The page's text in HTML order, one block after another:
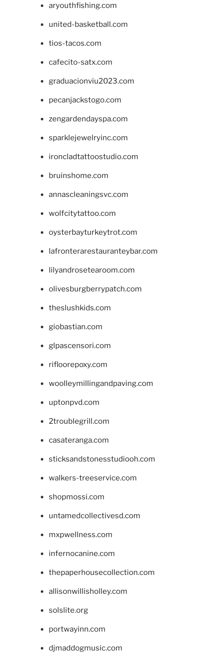
aryouthfishing.com
united-basketball.com
tios-tacos.com
cafecito-satx.com
graduacionviu2023.com
pecanjackstogo.com
zengardendayspa.com
sparklejewelryinc.com
ironcladtattoostudio.com
bruinshome.com
annascleaningsvc.com
wolfcitytattoo.com
oysterbayturkeytrot.com
lafronterarestauranteybar.com
lilyandrosetearoom.com
olivesburgberrypatch.com
theslushkids.com
giobastian.com
glpascensori.com
rifloorepoxy.com
woolleymillingandpaving.com
uptonpvd.com
2troublegrill.com
casateranga.com
sticksandstonesstudiooh.com
walkers-treeservice.com
shopmossi.com
untamedcollectivesd.com
mxpwellness.com
infernocanine.com
thepaperhousecollection.com
allisonwillisholley.com
solslite.org
portwayinn.com
djmaddogmusic.com